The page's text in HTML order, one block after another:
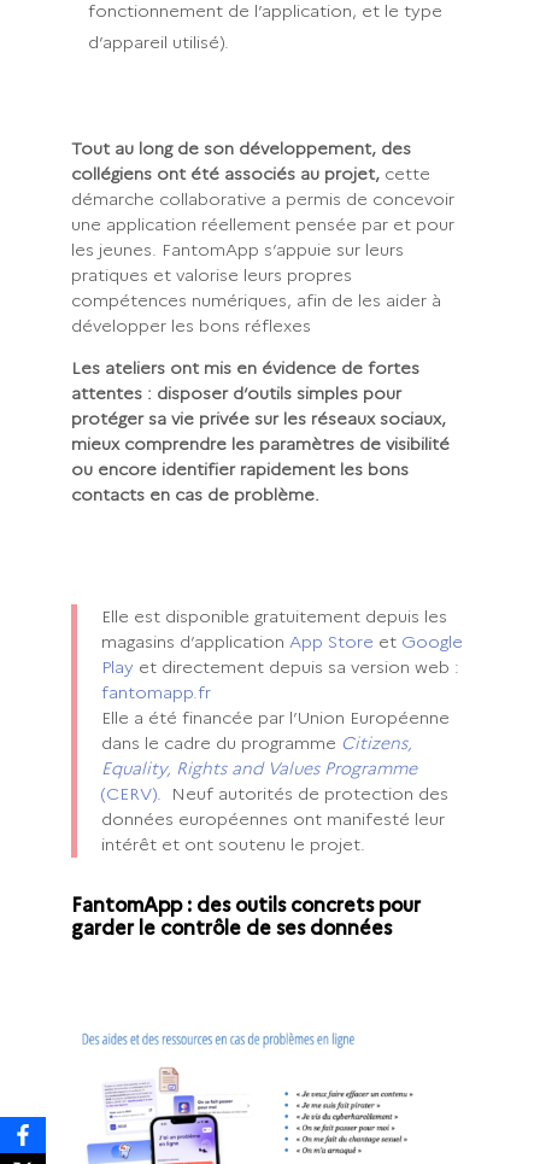
fonctionnement de l’application, et le type
d’appareil utilisé).
Tout au long de son développement, des
collégiens ont été associés au projet, cette
démarche collaborative a permis de concevoir
une application réellement pensée par et pour
les jeunes. FantomApp s’appuie sur leurs
pratiques et valorise leurs propres
compétences numériques, afin de les aider à
développer les bons réflexes
Les ateliers ont mis en évidence de fortes
attentes : disposer d’outils simples pour
protéger sa vie privée sur les réseaux sociaux,
mieux comprendre les paramètres de visibilité
ou encore identifier rapidement les bons
contacts en cas de problème.
Elle est disponible gratuitement depuis les
magasins d’applicationApp Store et Google
Play et directement depuis sa version web :
fantomapp.fr
Elle a été financée par l’Union Européenne
dans le cadre du programme Citizens,
Equality, Rights and Values Programme
(CERV). Neuf autorités de protection des
données européennes ont manifesté leur
intérêt et ont soutenu le projet.
FantomApp : des outils concrets pour
garder le contrôle de ses données